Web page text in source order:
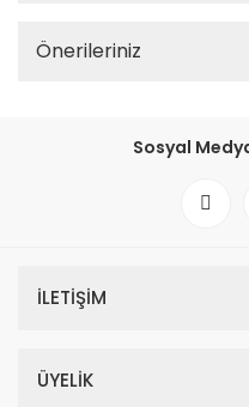
Önerileriniz
Sosyal
İLETİŞİM
ÜYELİK